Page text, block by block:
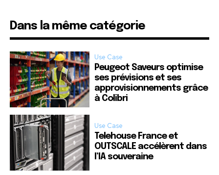
Dans la même catégorie
Use Case
Peugeot Saveurs optimise
ses prévisions et ses
approvisionnements grâce
à Colibri
Use Case
Telehouse France et
OUTSCALE accélèrent dans
l’IA souveraine